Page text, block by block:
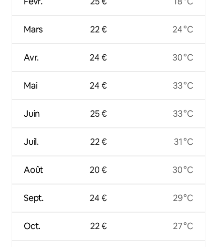
Mars
Avr.
Mai
Juin
Juil.
Août
Sept.
Oct.
22 €
24 €
24 €
25 €
22 €
20 €
24 €
22 €
24 °C
30 °C
33 °C
33 °C
31 °C
30 °C
29 °C
27 °C